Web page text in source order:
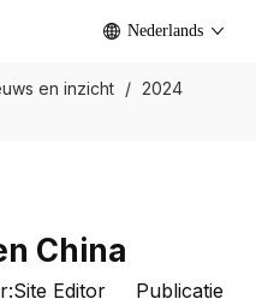
Nederlands
en inzicht / 2024
China
Editor Publicatie